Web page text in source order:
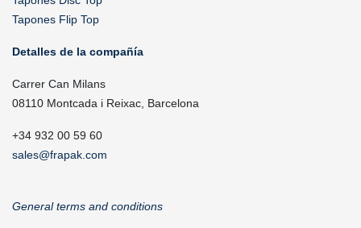
Tapones Flip Top
Detalles de la compañía
Carrer Can Milans
08110 Montcada i Reixac, Barcelona
+34 932 00 59 60
sales@frapak.com
General terms and conditions